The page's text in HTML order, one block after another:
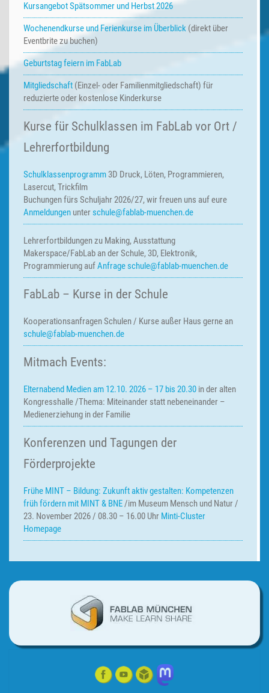
Kursangebot Spätsommer und Herbst 2026
Wochenendkurse und Ferienkurse im Überblick (direkt über
Eventbrite zu buchen)
Geburtstag feiern im FabLab
Mitgliedschaft (Einzel- oder Familienmitgliedschaft) für
reduzierte oder kostenlose Kinderkurse
Kurse für Schulklassen im FabLab vor Ort /
Lehrerfortbildung
Schulklassenprogramm3D Druck, Löten, Programmieren,
Lasercut, Trickfilm
Buchungen fürs Schuljahr 2026/27, wir freuen uns auf eure
Anmeldungen unter schule@fablab-muenchen.de
Lehrerfortbildungen zu Making,Ausstattung
Makerspace/FabLab an der Schule, 3D, Elektronik,
Programmierung aufAnfrage schule@fablab-muenchen.de
FabLab – Kurse in der Schule
KooperationsanfragenSchulen / Kurse außer Haus gerne an
schule@fablab-muenchen.de
Mitmach Events:
Elternabend Medien am 12.10. 2026 – 17 bis 20.30 in der alten
Kongresshalle /Thema: Miteinander statt nebeneinander –
Medienerziehung in der Familie
Konferenzen und Tagungen der
Förderprojekte
Frühe MINT – Bildung: Zukunft aktiv gestalten: Kompetenzen
früh fördern mit MINT & BNE/im Museum Mensch und Natur /
23. November 2026 / 08.30 – 16.00 Uhr Minti-Cluster
Homepage